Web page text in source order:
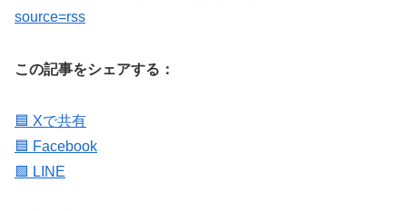
source=rss
この記事をシェアする：
🟦 Xで共有
🟦 Facebook
🟩 LINE